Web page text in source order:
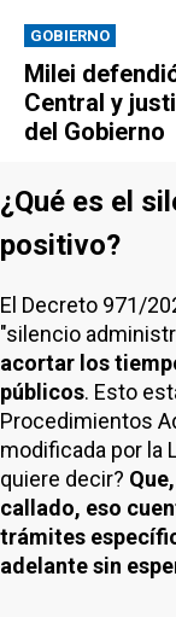
GOBIERNO
Milei
Central y
del Gobierno
¿Qué es el
positivo?
El Decreto 971/
"silencio
acortar los
públicos. Esto
Procedimientos
modificada por la
quiere decir?
callado, eso
trámites
adelante sin